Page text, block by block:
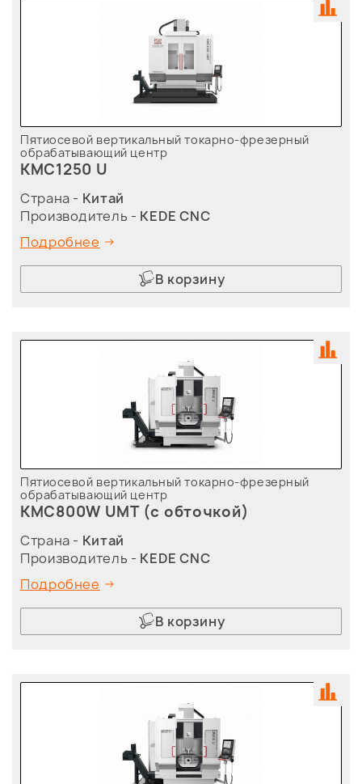
Пятиосевой вертикальный токарно-фрезерный
обрабатывающий центр
KMC1250 U
Страна - Китай
Производитель - KEDE CNC
Подробнее
В корзину
Пятиосевой вертикальный токарно-фрезерный
обрабатывающий центр
KMC800W UMT (с обточкой)
Страна - Китай
Производитель - KEDE CNC
Подробнее
В корзину